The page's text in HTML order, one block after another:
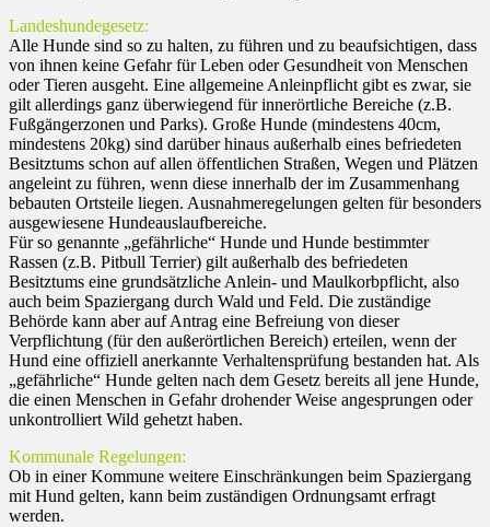
Landeshundegesetz:
Alle Hunde sind so zu halten, zu führen und zu beaufsichtigen, dass
von ihnen keine Gefahr für Leben oder Gesundheit von Menschen
oder Tieren ausgeht. Eine allgemeine Anleinpflicht gibt es zwar, sie
gilt allerdings ganz überwiegend für innerörtliche Bereiche (z.B.
Fußgängerzonen und Parks). Große Hunde (mindestens 40cm,
mindestens 20kg) sind darüber hinaus außerhalb eines befriedeten
Besitztums schon auf allen öffentlichen Straßen, Wegen und Plätzen
angeleint zu führen, wenn diese innerhalb der im Zusammenhang
bebauten Ortsteile liegen. Ausnahmeregelungen gelten für besonders
ausgewiesene Hundeauslaufbereiche.
Für so genannte „gefährliche“ Hunde und Hunde bestimmter
Rassen (z.B. Pitbull Terrier) gilt außerhalb des befriedeten
Besitztums eine grundsätzliche Anlein- und Maulkorbpflicht, also
auch beim Spaziergang durch Wald und Feld. Die zuständige
Behörde kann aber auf Antrag eine Befreiung von dieser
Verpflichtung (für den außerörtlichen Bereich) erteilen, wenn der
Hund eine offiziell anerkannte Verhaltensprüfung bestanden hat. Als
„gefährliche“ Hunde gelten nach dem Gesetz bereits all jene Hunde,
die einen Menschen in Gefahr drohender Weise angesprungen oder
unkon­trolliert Wild gehetzt haben.
Kommunale Regelungen:
Ob in einer Kommune weitere Einschränkungen beim Spaziergang
mit Hund gelten, kann beim zuständigen Ordnungsamt erfragt
werden.